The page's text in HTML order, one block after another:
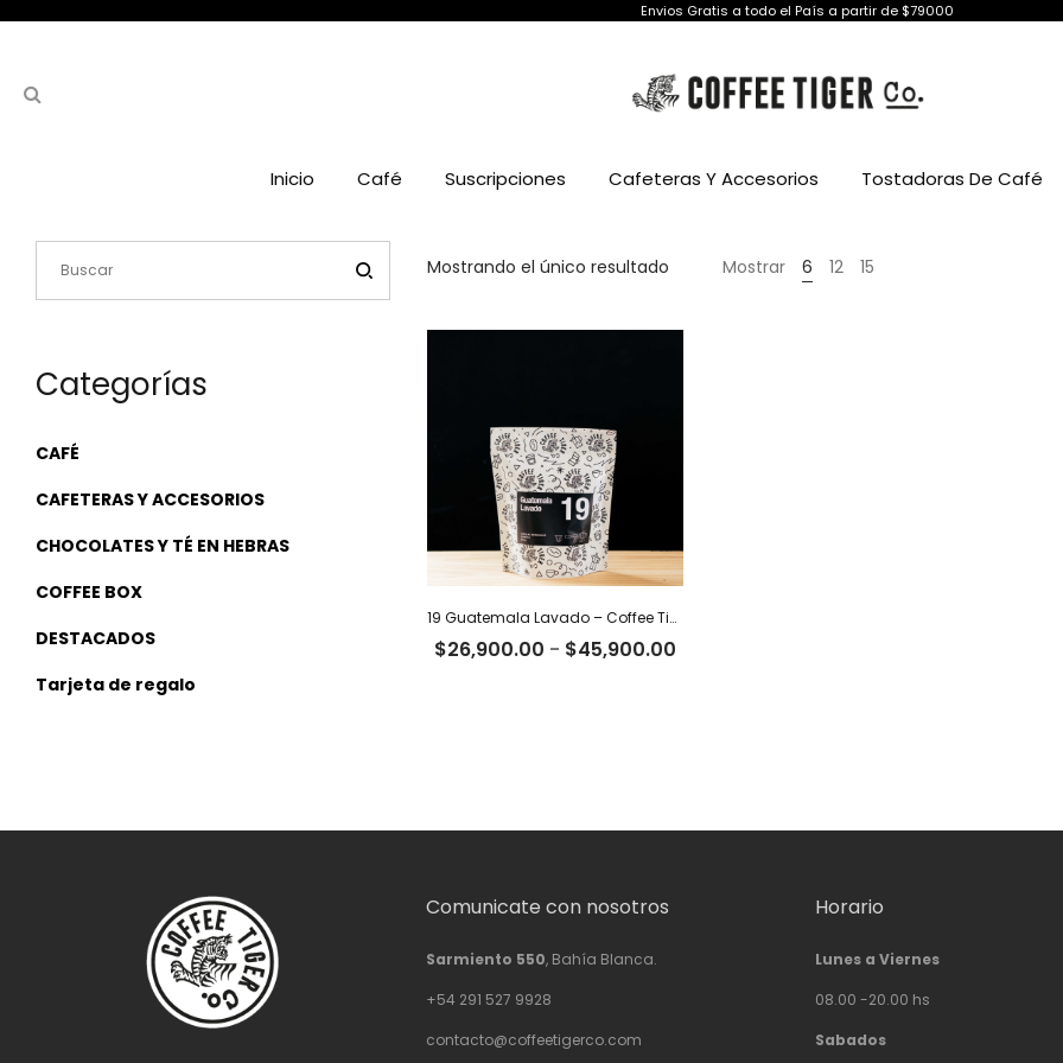
Envios Gratis a todo el País a partir de $79000
Inicio Café Suscripciones Cafeteras Y Accesorios Tostadoras De Café
Mostrando el único resultado Mostrar 6 12 15
19 Guatemala Lavado – Coffee Tiger Co
$26,900.00 - $45,900.00
Categorías
CAFÉ
CAFETERAS Y ACCESORIOS
CHOCOLATES Y TÉ EN HEBRAS
COFFEE BOX
DESTACADOS
Tarjeta de regalo
Comunicate con nosotros
Sarmiento 550, Bahía Blanca.
+54 291 527 9928
contacto@coffeetigerco.com
Horario
Lunes a Viernes
08.00 -20.00 hs
Sabados